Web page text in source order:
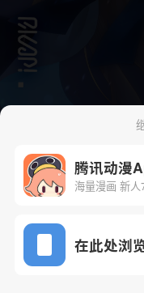
下一话
腾讯动漫
海量漫画 新
在此处浏